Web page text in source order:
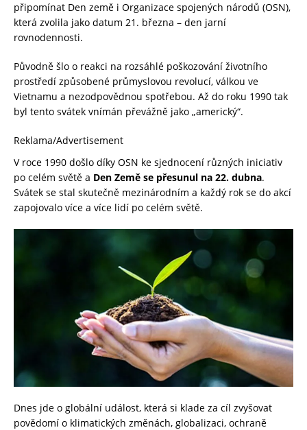
připomínat Den země i Organizace spojených národů (OSN),
která zvolila jako datum 21. března – den jarní
rovnodennosti.
Původně šlo o reakci na rozsáhlé poškozování životního
prostředí způsobené průmyslovou revolucí, válkou ve
Vietnamu a nezodpovědnou spotřebou. Až do roku 1990 tak
byl tento svátek vnímán převážně jako „americký“.
Reklama/Advertisement
V roce 1990 došlo díky OSN ke sjednocení různých iniciativ
po celém světě a Den Země se přesunul na 22. dubna.
Svátek se stal skutečně mezinárodním a každý rok se do akcí
zapojovalo více a více lidí po celém světě.
Dnes jde o globální událost, která si klade za cíl zvyšovat
povědomí o klimatických změnách, globalizaci, ochraně